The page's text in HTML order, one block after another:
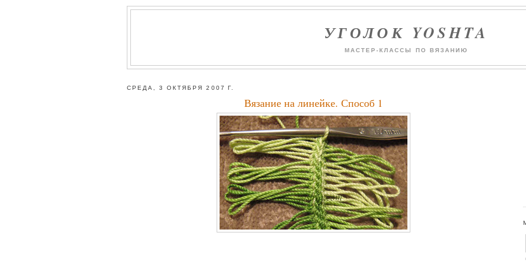
УГОЛОК YOSHTA
МАСТЕР-КЛАССЫ ПО ВЯЗАНИЮ
СРЕДА, 3 ОКТЯБРЯ 2007 Г.
Вязание на линейке. Способ 1